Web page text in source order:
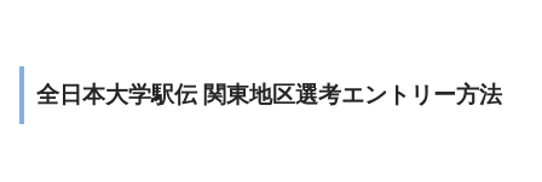
全日本大学駅伝 関東地区選考エントリー方法